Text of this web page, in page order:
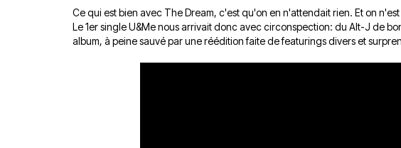
Ce qui est bien avec The Dream, c'est qu'on en n'attendait rien. Et on
Le 1er single U&Me nous arrivait donc avec circonspection: du Alt-J de
album, à peine sauvé par une réédition faite de featurings divers et